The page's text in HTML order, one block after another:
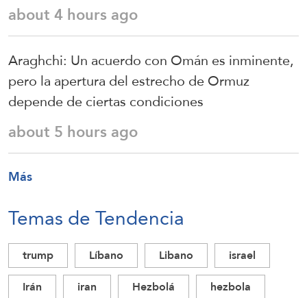
about 4 hours ago
Araghchi: Un acuerdo con Omán es inminente,
pero la apertura del estrecho de Ormuz
depende de ciertas condiciones
about 5 hours ago
Más
Temas de Tendencia
trump Líbano Libano
israel
Irán
iran Hezbolá
hezbola